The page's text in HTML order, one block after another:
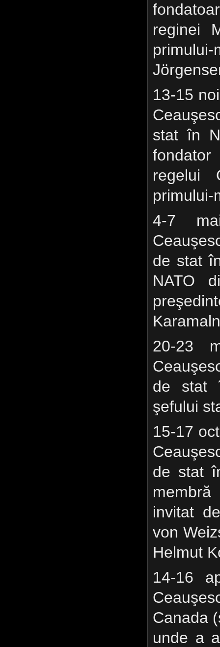
reginei
13-15
stat în
primului-
4-7
de stat
NATO
20-23
de stat
şefului
15-17
de stat
membră
invitat
von
Helmut
14-16
Canada
unde a